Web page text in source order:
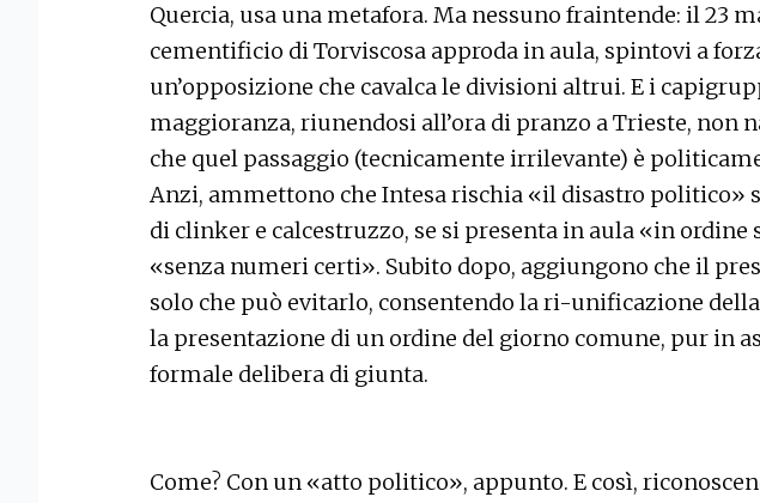
Quercia, usa una metafora. Ma nessuno fraintende: il 23
cementificio di Torviscosa approda in aula, spintovi a
un’opposizione che cavalca le divisioni altrui. E i
maggioranza, riunendosi all’ora di pranzo a Trieste, non
che quel passaggio (tecnicamente irrilevante) è
Anzi, ammettono che Intesa rischia «il disastro politico»
di clinker e calcestruzzo, se si presenta in aula «in ordine
«senza numeri certi». Subito dopo, aggiungono che il
solo che può evitarlo, consentendo la ri-unificazione
la presentazione di un ordine del giorno comune, pur in
formale delibera di giunta.
Come? Con un «atto politico», appunto. E così,